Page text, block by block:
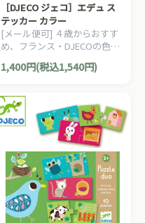
［DJECO ジェコ］エデュ ス
テッカー カラー
[メール便可] ４歳からおすす
め、フランス・DJECOの色彩
の認知や数の概念、集中力、
注意力を養う１９９枚の知育
1,400円(税込1,540円)